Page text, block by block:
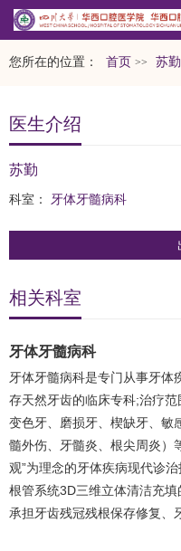
您所在的位置： 首页 >> 苏勤
医生介绍
苏勤
科室： 牙体牙髓病科
相关科室
牙体牙髓病科
牙体牙髓病科是专门从事牙体
存天然牙齿的临床专科;治疗范
变色牙、磨损牙、楔缺牙、敏
髓外伤、牙髓炎、根尖周炎）
观”为理念的牙体疾病现代诊
根管系统3D三维立体清洁充填
承担牙齿残冠残根保存修复、